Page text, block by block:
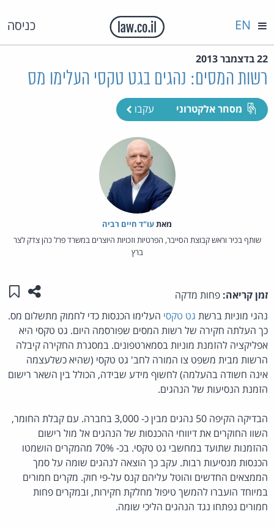
כניסה EN
22 בדצמבר 2013
רשות המסים: נהגים בגט טקסי העלימו מס
מסחר אלקטרוני עקבו
מאת‏עו"ד חיים רביה
שותף בכיר וראש קבוצת הסייבר, הפרטיות וזכויות היוצרים במשרד פרל כהן צדק לצר
ברץ
זמן קריאה: פחות מדקה שתפו
נהגי מוניות ברשת גט טקסי העלימו הכנסות כדי לחמוק מתשלום מס.
כך העלתה חקירה של רשות המסים שפורסמה היום. גט טקסי היא
אפליקציה להזמנת מוניות בסמארטפונים. במסגרת החקירה קיבלה
הרשות מבית משפט צו המורה לחב' גט טקסי (שהיא כשלעצמה
אינה חשודה בהעלמה) לחשוף מידע שבידה, הכולל בין השאר רישום
הזמנת הנסיעות של הנהגים.
הבדיקה הקיפה 50 נהגים מבין כ- 3,000 בחברה. עם קבלת החומר,
השוו החוקרים את דיווחי ההכנסות של הנהגים אל מול רישום
ההזמנות שתועד במחשבי גט טקסי. בכ- 70% מהמקרים הושמטו
הכנסות מנסיעות רבות. עקב כך הוצאה לנהגים שומה על סמך
הממצאים החדשים והוטל עליהם קנס על-פי חוק. מקרים חמורים
במיוחד הועברו להמשך טיפול מחלקת חקירות, ובמקרים פחות
חמורים נפתחו נגד הנהגים הליכי שומה.